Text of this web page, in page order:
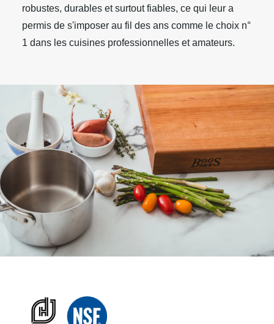
robustes, durables et surtout fiables, ce qui leur a
permis de s'imposer au fil des ans comme le choix n°
1 dans les cuisines professionnelles et amateurs.